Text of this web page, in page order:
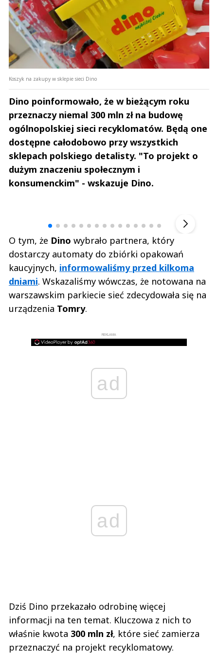
Koszyk na zakupy w sklepie sieci Dino
Dino poinformowało, że w bieżącym roku
przeznaczy niemal 300 mln zł na budowę
ogólnopolskiej sieci recyklomatów. Będą one
dostępne całodobowo przy wszystkich
sklepach polskiego detalisty. "To projekt o
dużym znaczeniu społecznym i
konsumenckim" - wskazuje Dino.
O tym, że Dino wybrało partnera, który
dostarczy automaty do zbiórki opakowań
kaucyjnych, informowaliśmy przed kilkoma
dniami. Wskazaliśmy wówczas, że notowana na
warszawskim parkiecie sieć zdecydowała się na
urządzenia Tomry.
REKLAMA
ad
ad
Dziś Dino przekazało odrobinę więcej
informacji na ten temat. Kluczowa z nich to
właśnie kwota 300 mln zł, które sieć zamierza
przeznaczyć na projekt recyklomatowy.